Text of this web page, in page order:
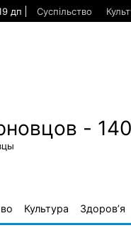
дп Суспільство
-
Культура Здоров’я